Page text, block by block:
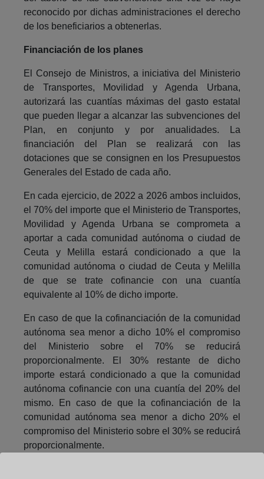
reconocido por dichas administraciones el derecho
de los beneficiarios a obtenerlas.
Financiación de los planes
El Consejo de Ministros, a iniciativa del Ministerio
de Transportes, Movilidad y Agenda Urbana,
autorizará las cuantías máximas del gasto estatal
que pueden llegar a alcanzar las subvenciones del
Plan, en conjunto y por anualidades. La
financiación del Plan se realizará con las
dotaciones que se consignen en los Presupuestos
Generales del Estado de cada año.
En cada ejercicio, de 2022 a 2026 ambos incluidos,
el 70% del importe que el Ministerio de Transportes,
Movilidad y Agenda Urbana se comprometa a
aportar a cada comunidad autónoma o ciudad de
Ceuta y Melilla estará condicionado a que la
comunidad autónoma o ciudad de Ceuta y Melilla
de que se trate cofinancie con una cuantía
equivalente al 10% de dicho importe.
En caso de que la cofinanciación de la comunidad
autónoma sea menor a dicho 10% el compromiso
del Ministerio sobre el 70% se reducirá
proporcionalmente. El 30% restante de dicho
importe estará condicionado a que la comunidad
autónoma cofinancie con una cuantía del 20% del
mismo. En caso de que la cofinanciación de la
comunidad autónoma sea menor a dicho 20% el
compromiso del Ministerio sobre el 30% se reducirá
proporcionalmente.